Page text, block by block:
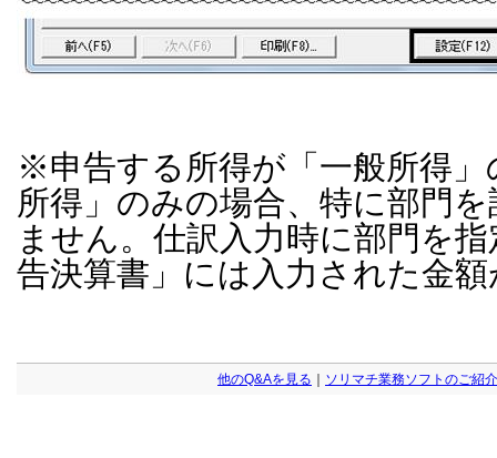
※申告する所得が「一般所得
所得」のみの場合、特に部門
ません。仕訳入力時に部門を
告決算書」には入力された金
他のQ&Aを見る ソリマチ業務ソフトのご紹介